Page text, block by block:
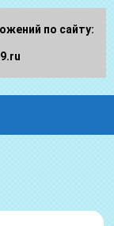
по сайту: